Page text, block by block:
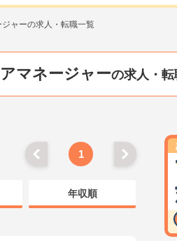
ャーの求人・転職一覧
マネージャーの求人・
1
年収順